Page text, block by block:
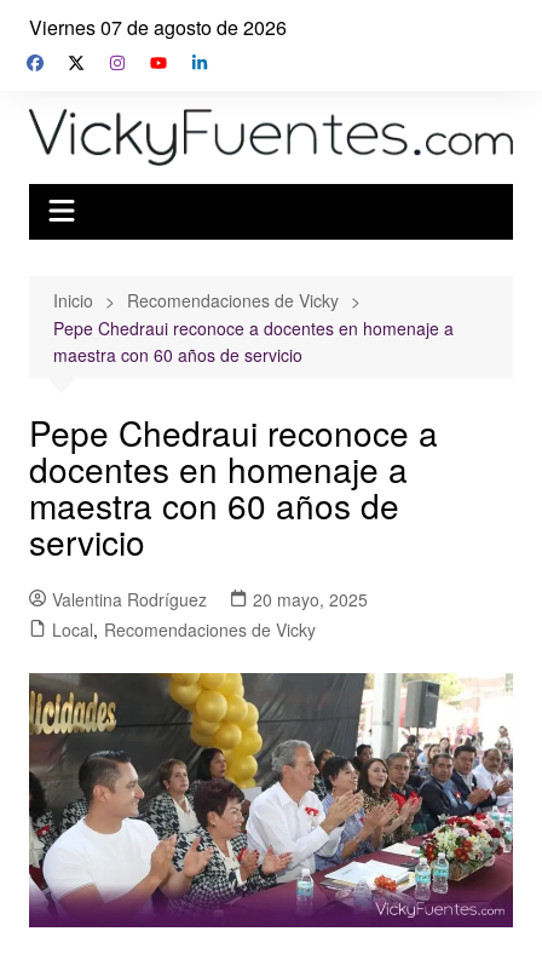
Saltar
contenido
Viernes 07 de agosto de 2026
Inicio
Recomendaciones de Vicky
Pepe Chedraui reconoce a docentes en homenaje a
maestra con 60 años de servicio
Pepe Chedraui reconoce a
docentes en homenaje a
maestra con 60 años de
servicio
Valentina Rodríguez
20 mayo, 2025
Local, Recomendaciones de Vicky